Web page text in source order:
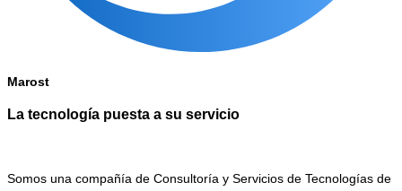
Marost
La tecnología puesta a su servicio
Somos una compañía de Consultoría y Servicios de Tecnologías de